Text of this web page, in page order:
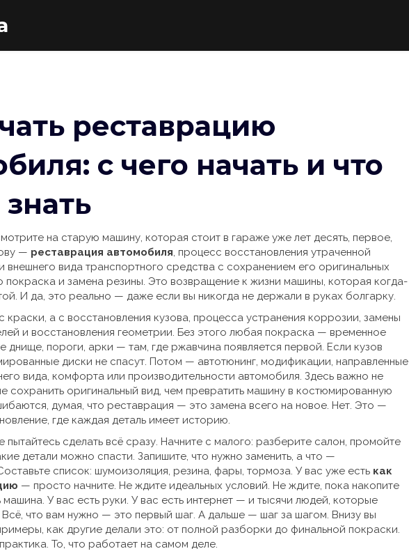
реставрацию
с чего начать и что
на старую машину, которая стоит в гараже уже лет десять, первое,
— реставрация автомобиля, процесс восстановления утраченной
внешнего вида транспортного средства с сохранением его оригинальных
покраска и замена резины. Это возвращение к жизни машины, которая когда-
И да, это реально — даже если вы никогда не держали в руках болгарку.
краски, а с восстановления кузова, процесса устранения коррозии, замены
и восстановления геометрии. Без этого любая покраска — временное
днище, пороги, арки — там, где ржавчина появляется первой. Если кузов
диски не спасут. Потом — автотюнинг, модификации, направленные
вида, комфорта или производительности автомобиля. Здесь важно не
сохранить оригинальный вид, чем превратить машину в костюмированную
думая, что реставрация — это замена всего на новое. Нет. Это —
где каждая деталь имеет историю.
сделать всё сразу. Начните с малого: разберите салон, промойте
детали можно спасти. Запишите, что нужно заменить, а что —
список: шумоизоляция, резина, фары, тормоза. У вас уже есть как
— просто начните. Не ждите идеальных условий. Не ждите, пока накопите
машина. У вас есть руки. У вас есть интернет — и тысячи людей, которые
что вам нужно — это первый шаг. А дальше — шаг за шагом. Внизу вы
как другие делали это: от полной разборки до финальной покраски.
То, что работает на самом деле.